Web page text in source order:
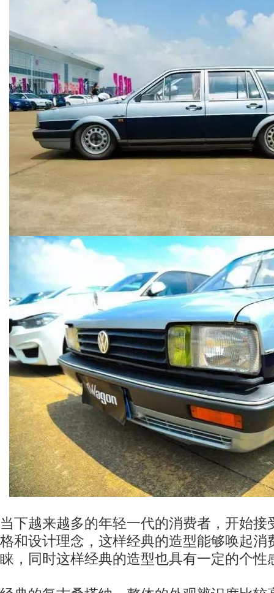
当下越来越多的年轻一代的消费者，开始接
格和设计理念，这样经典的造型能够唤起消
睐，同时这样经典的造型也具有一定的个性